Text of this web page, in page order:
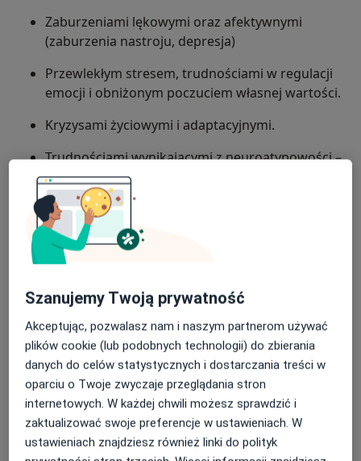
Zaburzeniami lękowymi oraz afektywnymi
(zaburzenia nastroju, depresja)
Przewlekłym stresem, trudnościami w regulacji
emocji i obniżonym poczuciem własnej wartości.
Kryzysami życiowymi i adaptacyjnymi.
Trudnościami wynikającymi z neuroatypowości –
oferuję diagnozę i wsparcie dla osób z ADHD i w
spektrum autyzmu (ASD).
więcejO mnie
Podejście terapeutyczne
Psychoterapia
Zakres porad
Poradnictwo psychologiczne
Psychologia kryzysu
Diagnoza psychologiczna
Rodzaje konsultacji
Stacjonarne Zobacz lokalizacje (1)
Konsultacje onlineZobacz kalendarz online
Szanujemy Twoją prywatność
Akceptując, pozwalasz nam i naszym partnerom używać
plików cookie (lub podobnych technologii) do zbierania
danych do celów statystycznych i dostarczania treści w
oparciu o Twoje zwyczaje przeglądania stron
internetowych. W każdej chwili możesz sprawdzić i
zaktualizować swoje preferencje w ustawieniach. W
ustawieniach znajdziesz również linki do polityk